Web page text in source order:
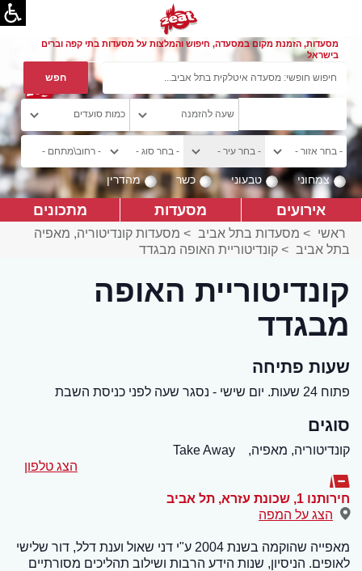
מסעדות, הזמנת מקום במסעדה, חיפוש והמלצות על מסעדות בתי קפה וברים
בישראל
צמחוני טבעוני כשר מהדרין
אירועים מסעדות מתכונים
ראשי > מסעדות בתל אביב > מסעדות קונדיטוריה, מאפיה
בתל אביב > קונדיטוריית האופה מבגדד
קונדיטוריית האופה
מבגדד
שעות פתיחה
פתוח 24 שעות. יום שישי - נסגר שעה לפני כניסת השבת
סוגים
קונדיטוריה, מאפיה,
Take Away
הצג טלפון
חירותנו 1, שכונת עזרא , תל אביב
הצג על המפה
מאפייה שהוקמה בשנת 2004 ע"י דני שאול וענת דלל, דור שלישי
לאופים. הניסיון, שנות הידע הרבות ושילוב תהליכים מסורתיים